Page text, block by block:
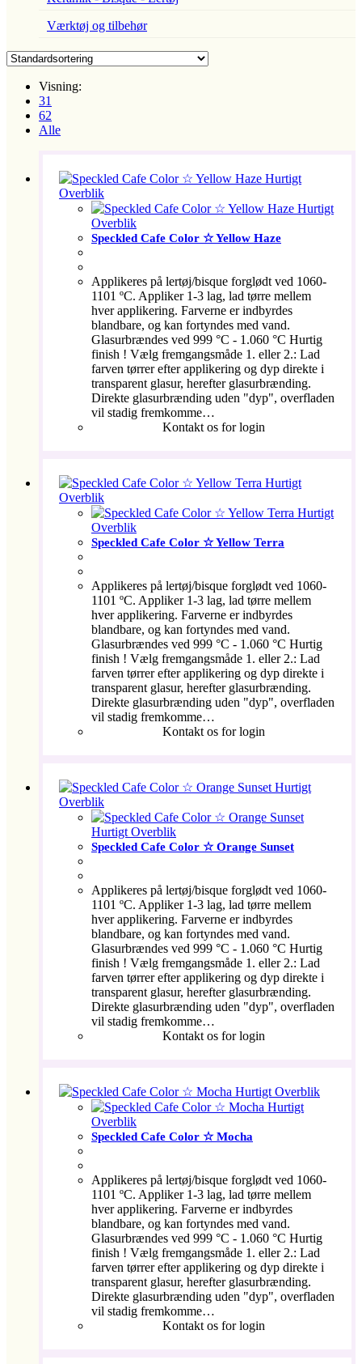
Værktøj og tilbehør
Visning:
31
62
Alle
Hurtigt
Overblik
Hurtigt
Overblik
Speckled Cafe Color ☆ Yellow Haze
Applikeres på lertøj/bisque forglødt ved 1060-
1101 ºC. Appliker 1-3 lag, lad tørre mellem
hver applikering. Farverne er indbyrdes
blandbare, og kan fortyndes med vand.
Glasurbrændes ved 999 °C - 1.060 °C Hurtig
finish ! Vælg fremgangsmåde 1. eller 2.: Lad
farven tørrer efter applikering og dyp direkte i
transparent glasur, herefter glasurbrænding.
Direkte glasurbrænding uden "dyp", overfladen
vil stadig fremkomme…
Kontakt os for login
Hurtigt
Overblik
Hurtigt
Overblik
Speckled Cafe Color ☆ Yellow Terra
Applikeres på lertøj/bisque forglødt ved 1060-
1101 ºC. Appliker 1-3 lag, lad tørre mellem
hver applikering. Farverne er indbyrdes
blandbare, og kan fortyndes med vand.
Glasurbrændes ved 999 °C - 1.060 °C Hurtig
finish ! Vælg fremgangsmåde 1. eller 2.: Lad
farven tørrer efter applikering og dyp direkte i
transparent glasur, herefter glasurbrænding.
Direkte glasurbrænding uden "dyp", overfladen
vil stadig fremkomme…
Kontakt os for login
Hurtigt
Overblik
Hurtigt Overblik
Speckled Cafe Color ☆ Orange Sunset
Applikeres på lertøj/bisque forglødt ved 1060-
1101 ºC. Appliker 1-3 lag, lad tørre mellem
hver applikering. Farverne er indbyrdes
blandbare, og kan fortyndes med vand.
Glasurbrændes ved 999 °C - 1.060 °C Hurtig
finish ! Vælg fremgangsmåde 1. eller 2.: Lad
farven tørrer efter applikering og dyp direkte i
transparent glasur, herefter glasurbrænding.
Direkte glasurbrænding uden "dyp", overfladen
vil stadig fremkomme…
Kontakt os for login
Hurtigt Overblik
Hurtigt
Overblik
Speckled Cafe Color ☆ Mocha
Applikeres på lertøj/bisque forglødt ved 1060-
1101 ºC. Appliker 1-3 lag, lad tørre mellem
hver applikering. Farverne er indbyrdes
blandbare, og kan fortyndes med vand.
Glasurbrændes ved 999 °C - 1.060 °C Hurtig
finish ! Vælg fremgangsmåde 1. eller 2.: Lad
farven tørrer efter applikering og dyp direkte i
transparent glasur, herefter glasurbrænding.
Direkte glasurbrænding uden "dyp", overfladen
vil stadig fremkomme…
Kontakt os for login